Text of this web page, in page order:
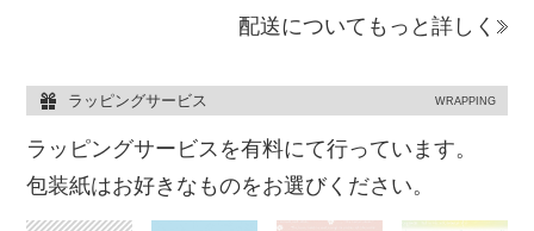
配送についてもっと詳しく
ラッピングサービス WRAPPING
ラッピングサービスを有料にて行っています。
包装紙はお好きなものをお選びください。